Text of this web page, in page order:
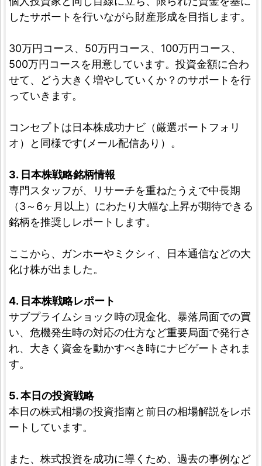
したサポートを行いながら財産形成を目指します。
30万円コース、50万円コース、100万円コース、
500万円コースを用意しています。投資金額に合わ
せて、どう大きく増やしていくか？のサポートを行
っていきます。
コンセプトは日本株成功ナビ（厳選ポートフォリ
オ）と同様です(メール配信あり）。
3. 日本株戦略銘柄情報
専門スタッフが、リサーチを重ねたうえで中長期
（3～6ヶ月以上）にわたり大幅な上昇が期待できる
銘柄を推奨しレポートします。
ここから、ガンホーやミクシィ、日本通信などの大
化け株が出ました。
4. 日本株戦略レポート
サブプライムショック時の現金化、暴落局面での買
い、危機発生時の対応の仕方など重要局面で発行さ
れ、大きく資金を動かすべき時にナビゲートされま
す。
5. 本日の投資戦略
本日の株式相場の投資指南と前日の相場解説をレポ
ートしています。
また、株式投資を成功に導くため、過去の事例など